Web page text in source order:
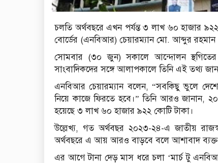
চলতি অর্থবছরে এখন পর্যন্ত ৩ লাখ ৬০ হাজার
বোর্ডের (এনবিআর) চেয়ারম্যান মো. আব্দুর রহমান
সোমবার (৩০ জুন) সকালে আন্দোলন স্থগিতের
সাংবাদিকদের সঙ্গে আলাপকালে তিনি এই তথ্য
এনবিআর চেয়ারম্যান বলেন, “সবকিছু ভুলে
নিয়ে কাজে ফিরতে হবে।” তিনি আরও জানান,
হয়েছে ৩ লাখ ৬০ হাজার ৯২২ কোটি টাকা।
উল্লেখ্য, গত অর্থবছর ২০২৩-২৪-এ জাতীয়
অর্থবছরে এ আয় আরও বাড়বে বলে আশাবাদ ব্যক্ত
এর আগে টানা দেড় মাস ধরে চলা ‘মার্চ টু